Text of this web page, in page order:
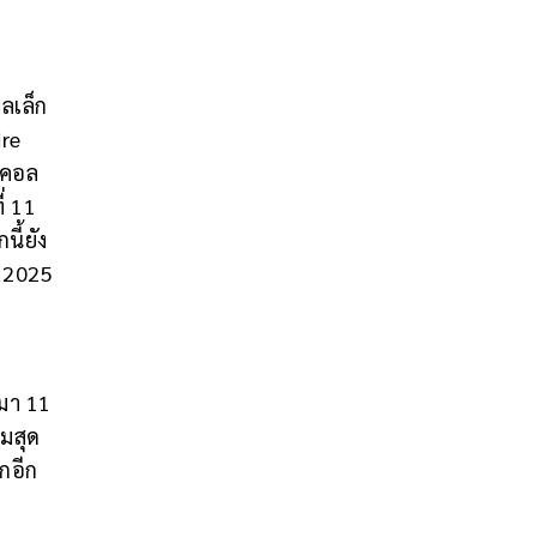
เล็ก
อล
11
นี้ยัง
11
สุด
อีก